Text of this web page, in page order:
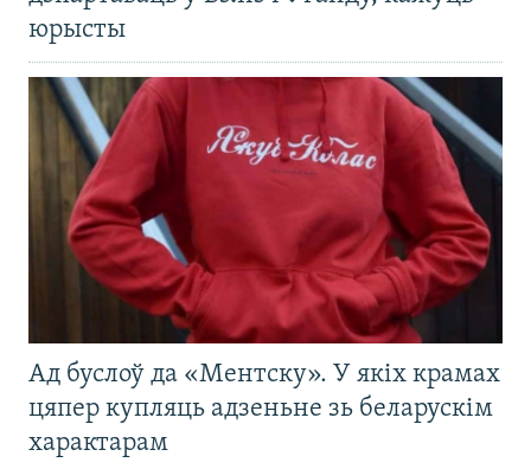
юрысты
Ад буслоў да «Ментску». У якіх крамах
цяпер купляць адзеньне зь беларускім
характарам